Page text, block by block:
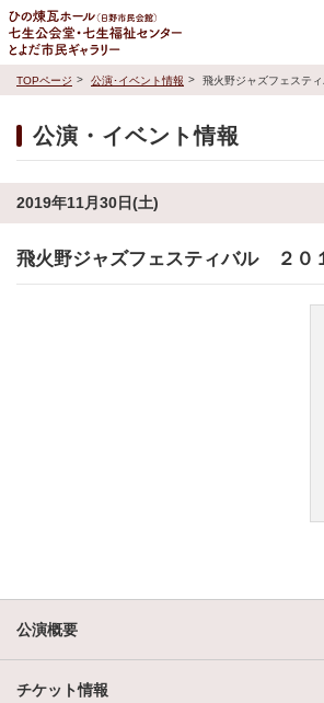
TOPページ 公演･イベント情報 飛火野ジャズフェステ
公演・イベント情報
2019年11月30日(土)
飛火野ジャズフェスティバル ２０
公演概要
チケット情報